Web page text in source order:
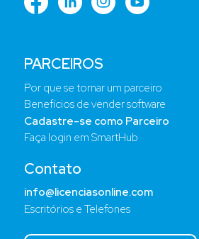
PARCEIROS
Por que se tornar um parceiro
Benefícios de vender software
Cadastre-se como Parceiro
Faça login em SmartHub
Contato
info@licenciasonline.com
Escritórios e Telefones